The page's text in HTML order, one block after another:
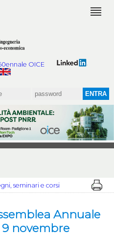
OICE
seminari e corsi
Annuale
9 novembre